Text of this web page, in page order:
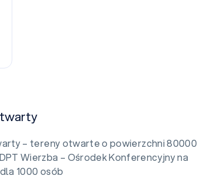
– tereny otwarte o powierzchni 80000
DPT Wierzba – Ośrodek Konferencyjny na
1000 osób